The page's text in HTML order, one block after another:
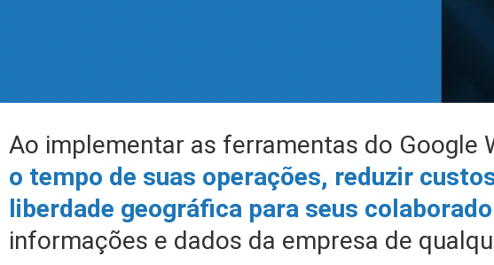
Ao implementar as ferramentas do Google
o tempo de suas operações, reduzir
liberdade geográfica para seus
informações e dados da empresa de